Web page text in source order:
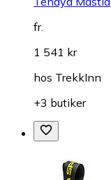
fr.
1 541 kr
hos TrekkInn
+3 butiker